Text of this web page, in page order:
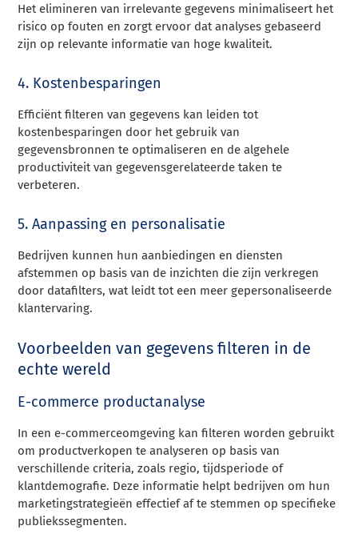
Het elimineren van irrelevante gegevens minimaliseert het
risico op fouten en zorgt ervoor dat analyses gebaseerd
zijn op relevante informatie van hoge kwaliteit.
4. Kostenbesparingen
Efficiënt filteren van gegevens kan leiden tot
kostenbesparingen door het gebruik van
gegevensbronnen te optimaliseren en de algehele
productiviteit van gegevensgerelateerde taken te
verbeteren.
5. Aanpassing en personalisatie
Bedrijven kunnen hun aanbiedingen en diensten
afstemmen op basis van de inzichten die zijn verkregen
door datafilters, wat leidt tot een meer gepersonaliseerde
klantervaring.
Voorbeelden van gegevens filteren in de
echte wereld
E-commerce productanalyse
In een e-commerceomgeving kan filteren worden gebruikt
om productverkopen te analyseren op basis van
verschillende criteria, zoals regio, tijdsperiode of
klantdemografie. Deze informatie helpt bedrijven om hun
marketingstrategieën effectief af te stemmen op specifieke
publiekssegmenten.